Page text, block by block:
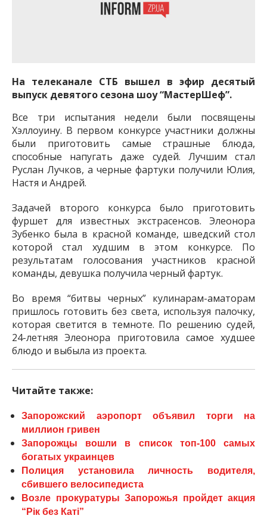
На телеканале СТБ вышел в эфир десятый
выпуск девятого сезона шоу “МастерШеф”.
Все три испытания недели были посвящены
Хэллоуину. В первом конкурсе участники должны
были приготовить самые страшные блюда,
способные напугать даже судей. Лучшим стал
Руслан Лучков, а черные фартуки получили Юлия,
Настя и Андрей.
Задачей второго конкурса было приготовить
фуршет для известных экстрасенсов. Элеонора
Зубенко была в красной команде, шведский стол
которой стал худшим в этом конкурсе. По
результатам голосования участников красной
команды, девушка получила черный фартук.
Во время “битвы черных” кулинарам-аматорам
пришлось готовить без света, используя палочку,
которая светится в темноте. По решению судей,
24-летняя Элеонора приготовила самое худшее
блюдо и выбыла из проекта.
Читайте также:
Запорожский аэропорт объявил торги на
миллион гривен
Запорожцы вошли в список топ-100 самых
богатых украинцев
Полиция установила личность водителя,
сбившего велосипедиста
Возле прокуратуры Запорожья пройдет акция
“Рік без Каті”